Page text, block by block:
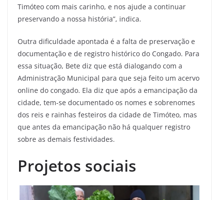
Timóteo com mais carinho, e nos ajude a continuar
preservando a nossa história”, indica.
Outra dificuldade apontada é a falta de preservação e
documentação e de registro histórico do Congado. Para
essa situação, Bete diz que está dialogando com a
Administração Municipal para que seja feito um acervo
online do congado. Ela diz que após a emancipação da
cidade, tem-se documentado os nomes e sobrenomes
dos reis e rainhas festeiros da cidade de Timóteo, mas
que antes da emancipação não há qualquer registro
sobre as demais festividades.
Projetos sociais